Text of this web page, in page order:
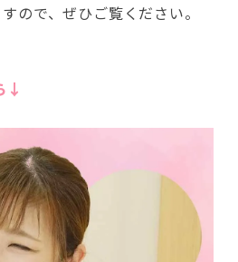
ので、ぜひご覧ください。
↓